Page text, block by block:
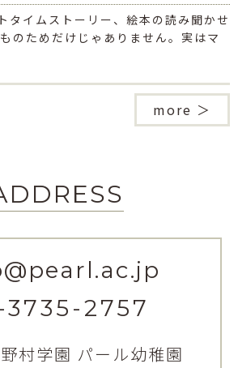
イムストーリー、絵本の読み聞かせ
のためだけじゃありません。実はマ
more ＞
3735-2757
村学園 パール幼稚園